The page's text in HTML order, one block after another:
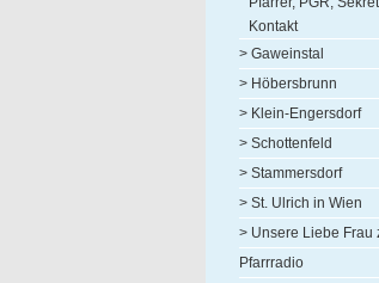
Kontakt
> Gaweinstal
> Höbersbrunn
> Klein-Engersdorf
> Schottenfeld
> Stammersdorf
> St. Ulrich in Wien
> Unsere Liebe Frau
Pfarrradio